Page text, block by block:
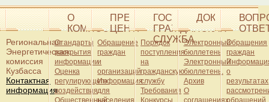
Региональная
Энергетическая
комиссия
Кузбасса
Контактная
информация
О
КОМИССИИ
Стандарты
раскрытия
информации
Оценка
регулирующего
воздействия
Общественный
ПРЕСС-
ЦЕНТР
Обращение
граждан
и
организаций
Информация
для
населения
ГОСУДАРСТВЕННАЯ
ГРАЖДАНСКАЯ
СЛУЖБА
Порядок
поступления
на
гражданскую
службу
Требования
Конкурсы
ДОКУМЕНТЫ
Электронный
бюллетень
Электронный
бюллетень.
Архив
О
соглашениях
Обращения
граждан
о
результатах
обращений